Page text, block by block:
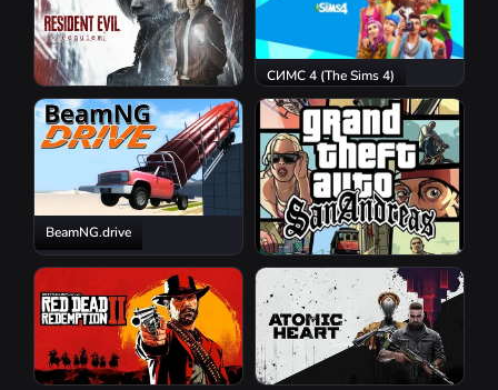
Resident Evil Requiem
СИМС 4 (The Sims 4)
BeamNG.drive
GTA San Andreas